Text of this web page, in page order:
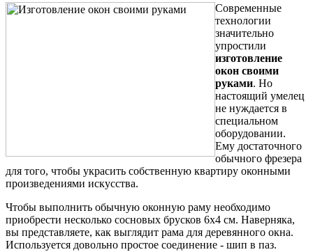
Современные
технологии
значительно
упростили
изготовление
окон своими
руками. Но
настоящий умелец
не нуждается в
специальном
оборудовании.
Ему достаточного
обычного фрезера
для того, чтобы украсить собственную квартиру оконными
произведениями искусства.
Чтобы выполнить обычную оконную раму необходимо
приобрести несколько сосновых брусков 6х4 см. Наверняка,
вы представляете, как выглядит рама для деревянного окна.
Используется довольно простое соединение - шип в паз.